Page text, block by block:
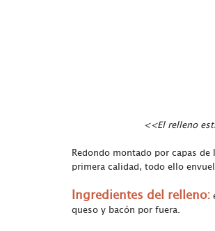
<<El relleno
Redondo montado por capas
primera calidad, todo ello
Ingredientes del relleno:
queso y bacón por fuera.